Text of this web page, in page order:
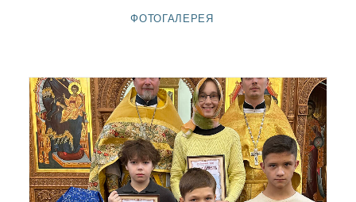
ФОТОГАЛЕРЕЯ